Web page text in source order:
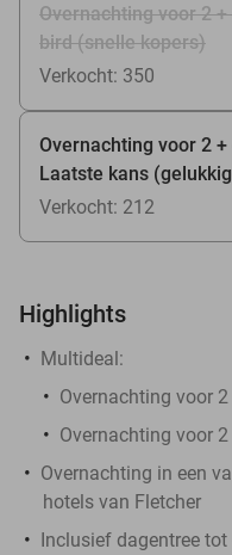
Overnachting voor 2
bird (snelle kopers)
Verkocht: 350
Overnachting voor 2
Laatste kans
Verkocht: 212
Highlights
Multideal:
Overnachting voor
Overnachting voor
Overnachting in een
hotels van Fletcher
Inclusief dagentree